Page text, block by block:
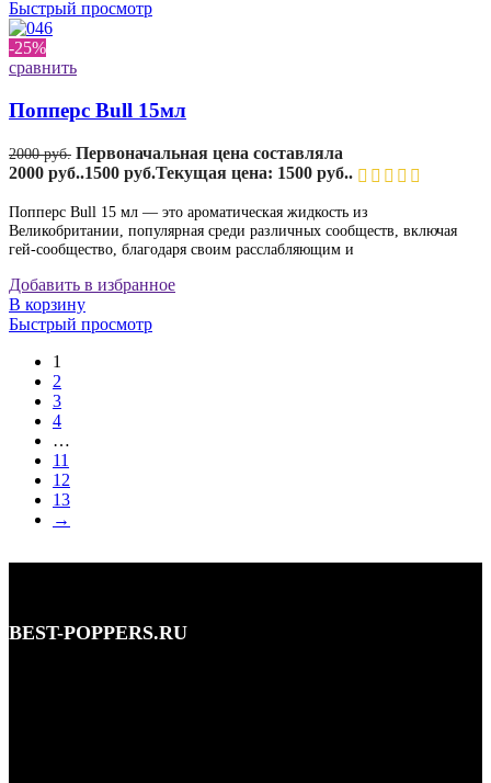
Быстрый просмотр
-25%
сравнить
Попперс Bull 15мл
2000руб. Первоначальная цена составляла
2000 руб..1500 руб.Текущая цена: 1500 руб..
Попперс Bull 15 мл — это ароматическая жидкость из
Великобритании, популярная среди различных сообществ, включая
гей-сообщество, благодаря своим расслабляющим и
Добавить в избранное
В корзину
Быстрый просмотр
1
2
3
4
…
11
12
13
→
BEST-POPPERS.RU